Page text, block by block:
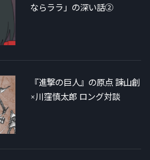
ならララ」の深い話②
『進撃の巨人』の原点 諫山創
×川窪慎太郎 ロング対談